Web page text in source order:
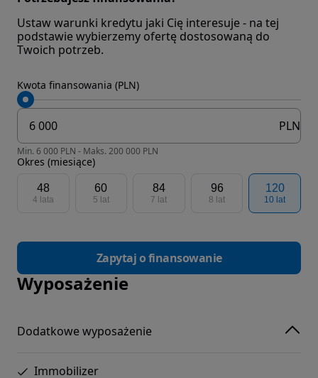
Ustaw warunki kredytu jaki Cię interesuje - na tej
podstawie wybierzemy ofertę dostosowaną do
Twoich potrzeb.
Kwota finansowania (PLN)
PLN
Min. 6 000 PLN - Maks. 200 000 PLN
Okres (miesiące)
48
4 lata
60
5 lat
84
7 lat
96
8 lat
120
10 lat
Zapytaj o finansowanie
Wyposażenie
Dodatkowe wyposażenie
Immobilizer